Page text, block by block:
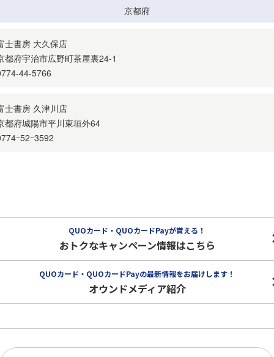
QUOカード・QUOカードPayが貰える！
おトクなキャンペーン情報はこちら
QUOカード・QUOカードPayの最新情報をお届けします！
オウンドメディア紹介